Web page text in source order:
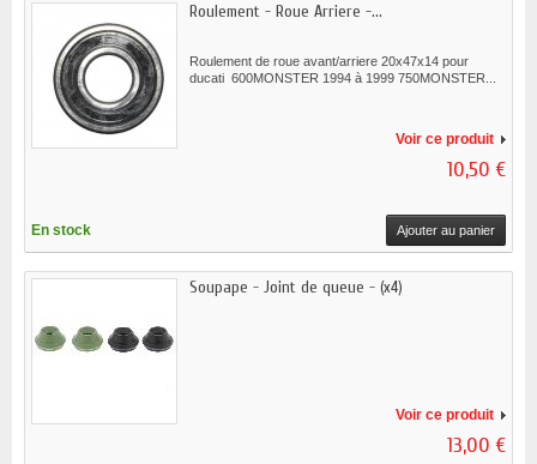
Roulement - Roue Arriere -...
Roulement de roue avant/arriere 20x47x14 pour
ducati 600MONSTER 1994 à 1999 750MONSTER...
Voir ce produit
10,50 €
En stock Ajouter au panier
Soupape - Joint de queue - (x4)
Voir ce produit
13,00 €